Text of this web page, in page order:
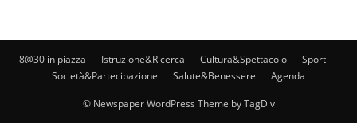
8@30 in piazza Istruzione&Ricerca Cultura&Spettacolo
Sport
Società&Partecipazione
Salute&Benessere Agenda
© Newspaper WordPress Theme by TagDiv